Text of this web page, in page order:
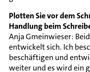
Plotten Sie vor dem
Handlung beim
Anja Gmeinwieser:
entwickelt sich. Ich
beschäftigen und
weiter und es wird ein